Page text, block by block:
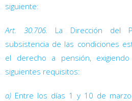
siguiente:
Art. 30.706.
La Dirección del
subsistencia de las condiciones
el derecho a pensión,
siguientes requisitos:
a) Entre los días 1 y 10 de